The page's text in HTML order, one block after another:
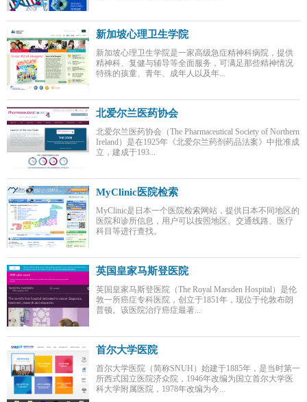
新加坡心理卫生学院
新加坡心理卫生学院是一家高级急症精神科病院，提供
精神科、复健与辅导等全面服务，可满足那些精神情况
特殊的孩童、青年、成年人以及年...
北爱尔兰医药协会
北爱尔兰医药协会（The Pharmaceutical Society of Northern
Ireland）是在1925年《北爱尔兰药剂药品法案》中批准成
立，建成于193...
MyClinic医院检索
MyClinic是日本一个医院检索网站，提供日本不同地区的
医院和诊所信息，用户可以按照地区、交通线路、医疗
科目等进行查找。
英国皇家马斯登医院
英国皇家马斯登医院（The Royal Marsden Hospital）是伦
敦一所癌症专科医院，创立于1851年，现位于伦敦布朗
普顿。该医院治疗癌症最著...
首尔大学医院
首尔大学医院（简称SNUH）始建于1885年，是当时第一
所西式国立医院济众院，1946年改编为国立首尔大学医
科大学附属医院，1978年改编为今...